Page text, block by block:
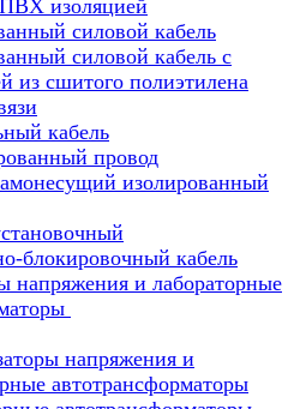
ПВХ изоляцией
силовой кабель
силовой кабель с
из сшитого полиэтилена
кабель
провод
изолированный
блокировочный кабель
напряжения и лабораторные
напряжения и
автотрансформаторы